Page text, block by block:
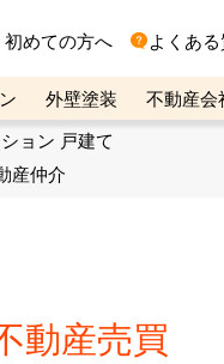
初めての方へ よくあ
外壁塗装
不動産会
相談デスク
ョン 戸建て
産仲介
動産売買